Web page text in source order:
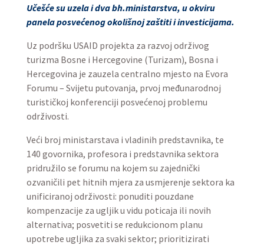
Učešće su uzela i dva bh.ministarstva, u okviru
panela posvećenog okolišnoj zaštiti i investicijama.
Uz podršku USAID projekta za razvoj održivog
turizma Bosne i Hercegovine (Turizam), Bosna i
Hercegovina je zauzela centralno mjesto na Evora
Forumu – Svijetu putovanja, prvoj međunarodnoj
turističkoj konferenciji posvećenoj problemu
održivosti.
Veći broj ministarstava i vladinih predstavnika, te
140 govornika, profesora i predstavnika sektora
pridružilo se forumu na kojem su zajednički
ozvaničili pet hitnih mjera za usmjerenje sektora ka
unificiranoj održivosti: ponuditi pouzdane
kompenzacije za ugljik u vidu poticaja ili novih
alternativa; posvetiti se redukcionom planu
upotrebe ugljika za svaki sektor; prioritizirati